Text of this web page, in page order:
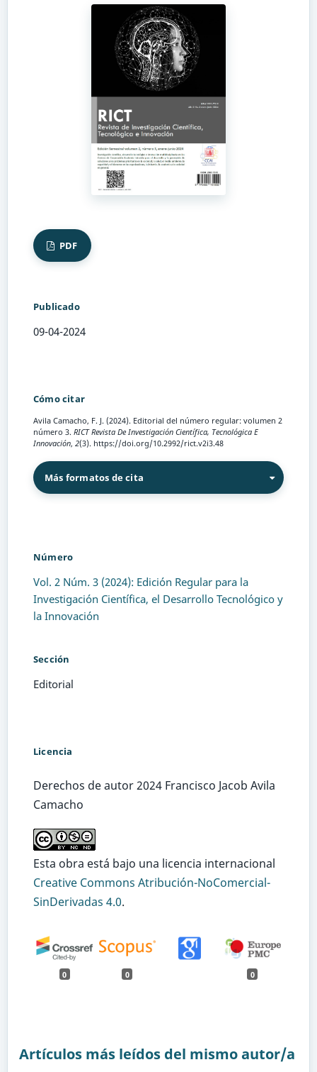
PDF
Publicado
09-04-2024
Cómo citar
Avila Camacho, F. J. (2024). Editorial del número regular: volumen 2
número 3. RICT Revista De Investigación Científica, Tecnológica E
Innovación, 2(3). https://doi.org/10.2992/rict.v2i3.48
Más formatos de cita
Número
Vol. 2 Núm. 3 (2024): Edición Regular para la
Investigación Científica, el Desarrollo Tecnológico y
la Innovación
Sección
Editorial
Licencia
Derechos de autor 2024 Francisco Jacob Avila
Camacho
Esta obra está bajo una licencia internacional
Creative Commons Atribución-NoComercial-
SinDerivadas 4.0.
0 0 0
Artículos más leídos del mismo autor/a